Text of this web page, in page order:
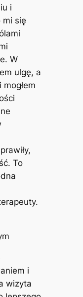
i
mi się
W
ulgę, a
To
i
wizyta